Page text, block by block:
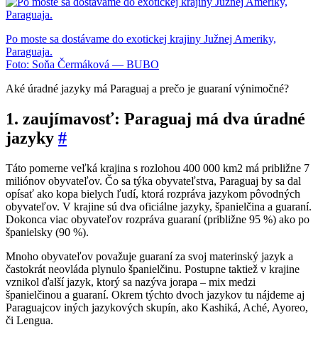
Po moste sa dostávame do exotickej krajiny Južnej Ameriky,
Paraguaja.
Foto: Soňa Čermáková — BUBO
Aké úradné jazyky má Paraguaj a prečo je guaraní výnimočné?
1. zaujímavosť: Paraguaj má dva úradné
jazyky #
Táto pomerne veľká krajina s rozlohou 400 000 km2 má približne 7
miliónov obyvateľov. Čo sa týka obyvateľstva, Paraguaj by sa dal
opísať ako kopa bielych ľudí, ktorá rozpráva jazykom pôvodných
obyvateľov. V krajine sú dva oficiálne jazyky, španielčina a guaraní.
Dokonca viac obyvateľov rozpráva guaraní (približne 95 %) ako po
španielsky (90 %).
Mnoho obyvateľov považuje guaraní za svoj materinský jazyk a
častokrát neovláda plynulo španielčinu. Postupne taktiež v krajine
vznikol ďalší jazyk, ktorý sa nazýva jorapa – mix medzi
španielčinou a guaraní. Okrem týchto dvoch jazykov tu nájdeme aj
Paraguajcov iných jazykových skupín, ako Kashiká, Aché, Ayoreo,
či Lengua.